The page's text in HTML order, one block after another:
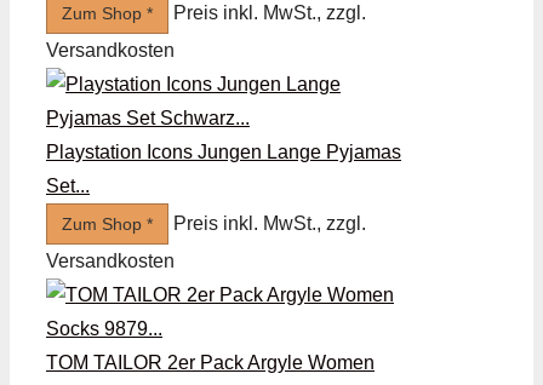
Zum Shop *
Preis inkl. MwSt., zzgl.
Versandkosten
Playstation Icons Jungen Lange Pyjamas
Set...
Zum Shop *
Preis inkl. MwSt., zzgl.
Versandkosten
TOM TAILOR 2er Pack Argyle Women